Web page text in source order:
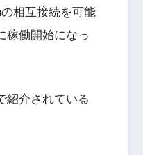
相互接続を可能
稼働開始になっ
紹介されている